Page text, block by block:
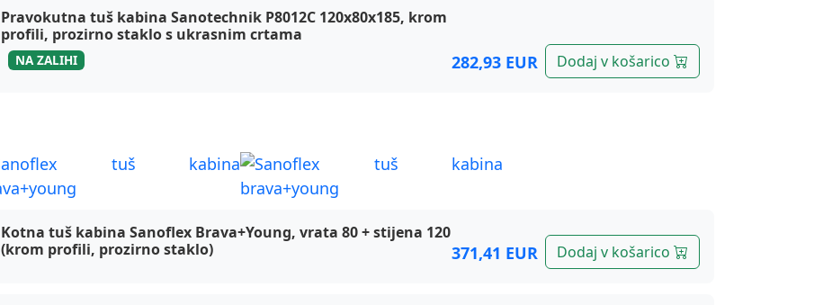
Pravokutna tuš kabina Sanotechnik P8012C 120x80x185, krom
profili, prozirno staklo s ukrasnim crtama
NA ZALIHI 282,93 EUR Dodaj v košarico
Kotna tuš kabina Sanoflex Brava+Young, vrata 80 + stijena 120
(krom profili, prozirno staklo)
371,41 EUR Dodaj v košarico